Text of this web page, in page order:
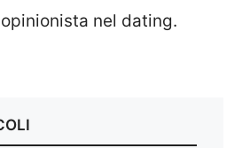
nel dating.